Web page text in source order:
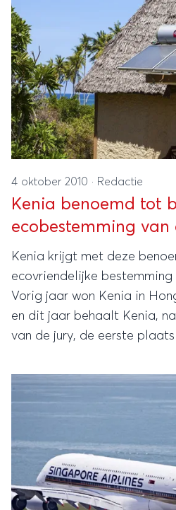
4 oktober 2010 · Redactie
Kenia benoemd tot
ecobestemming van
Kenia krijgt met deze
ecovriendelijke bestemming een
Vorig jaar won Kenia in
en dit jaar behaalt Kenia, na een kritisch oordeel
van de jury, de eerste plaats op de